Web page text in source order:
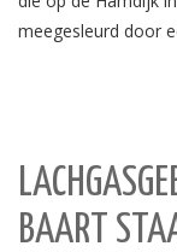
meegesleurd door
BAART